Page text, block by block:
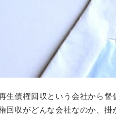
生債権回収という会社から督
回収がどんな会社なのか、